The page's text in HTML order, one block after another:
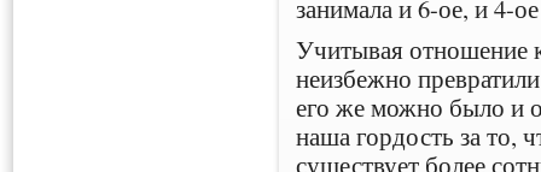
занимала и 6-ое, и 4-
Учитывая отношение
неизбежно
его же можно было и
наша гордость за то,
существует более